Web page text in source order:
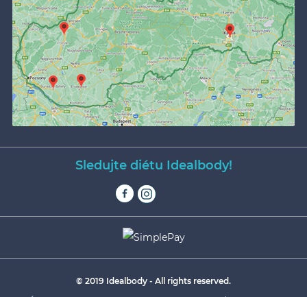
Sledujte diétu Idealbody!
© 2019 Idealbody - All rights reserved.